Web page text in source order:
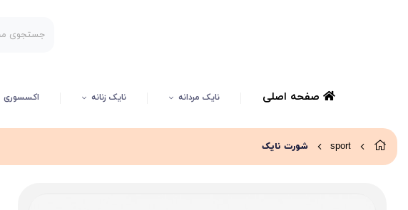
صفحه اصلی نایک مردانه نایک زنانه اکسسوری
sport شورت نایک